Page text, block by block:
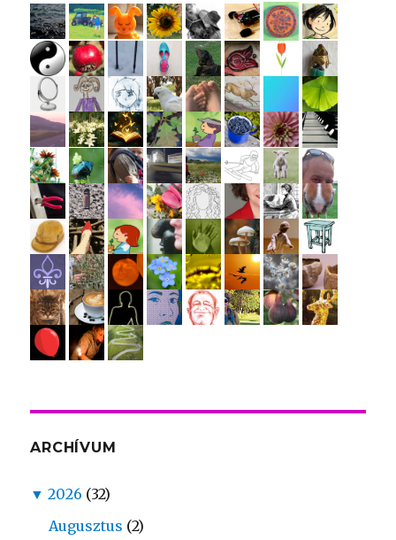
ARCHÍVUM
▼ 2026 (32)
Augusztus (2)